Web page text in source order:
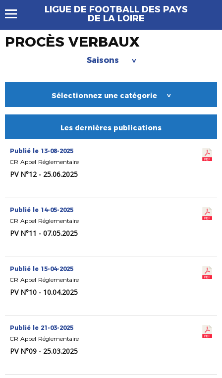
LIGUE DE FOOTBALL DES PAYS
DE LA LOIRE
PROCÈS VERBAUX
Saisons >
Sélectionnez une catégorie >
Les dernières publications
Publié le 13-08-2025
CR Appel Réglementaire
PV N°12 - 25.06.2025
Publié le 14-05-2025
CR Appel Réglementaire
PV N°11 - 07.05.2025
Publié le 15-04-2025
CR Appel Réglementaire
PV N°10 - 10.04.2025
Publié le 21-03-2025
CR Appel Réglementaire
PV N°09 - 25.03.2025